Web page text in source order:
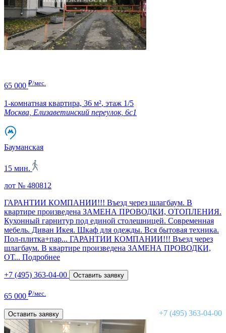
65 000 ₽/мес.
1-комнатная квартира, 36 м², этаж 1/5
Москва, Елизаветинский переулок, 6с1
Бауманская
15 мин.
лот № 480812
ГАРАНТИИ КОМПАНИИ!!! Въезд через шлагбаум. В
квартире произведена ЗАМЕНА ПРОВОДКИ, ОТОПЛЕНИЯ.
Кухонный гарнитур под единой столешницей. Современная
мебель. Диван Икея. Шкаф для одежды. Вся бытовая техника.
Пол-плитка+пар... ГАРАНТИИ КОМПАНИИ!!! Въезд через
шлагбаум. В квартире произведена ЗАМЕНА ПРОВОДКИ,
ОТ... Подробнее
+7 (495) 363-04-00 Оставить заявку
65 000 ₽/мес.
+7 (495) 363-04-00
Оставить заявку